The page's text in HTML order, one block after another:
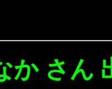
さん